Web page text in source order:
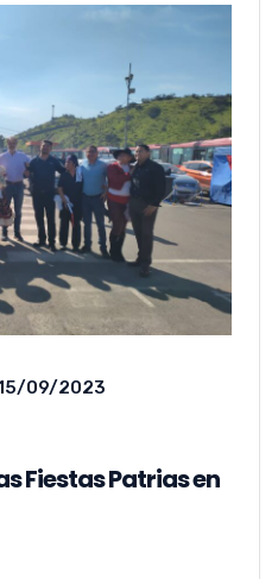
09/2023
Fiestas Patrias en